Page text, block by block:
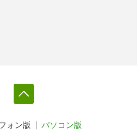
ォン版 パソコン版